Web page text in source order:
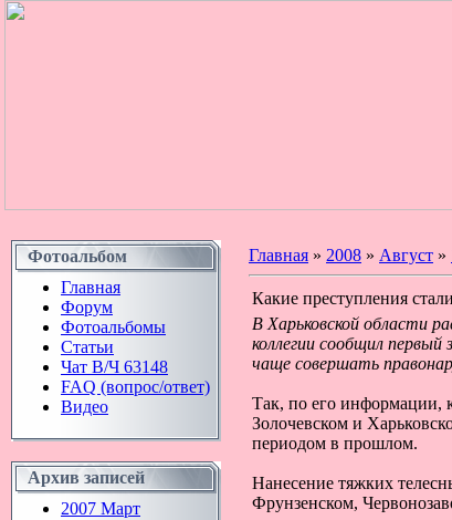
Фотоальбом
Главная
Форум
Фотоальбомы
Статьи
Чат В/Ч 63148
FAQ (вопрос/ответ)
Видео
Архив записей
2007 Март
Главная » 2008 » Август »
Какие преступления
В Харьковской области
коллегии сообщил
чаще совершать
Так, по его информации,
Золочевском и
периодом в прошлом.
Нанесение тяжких
Фрунзенском,